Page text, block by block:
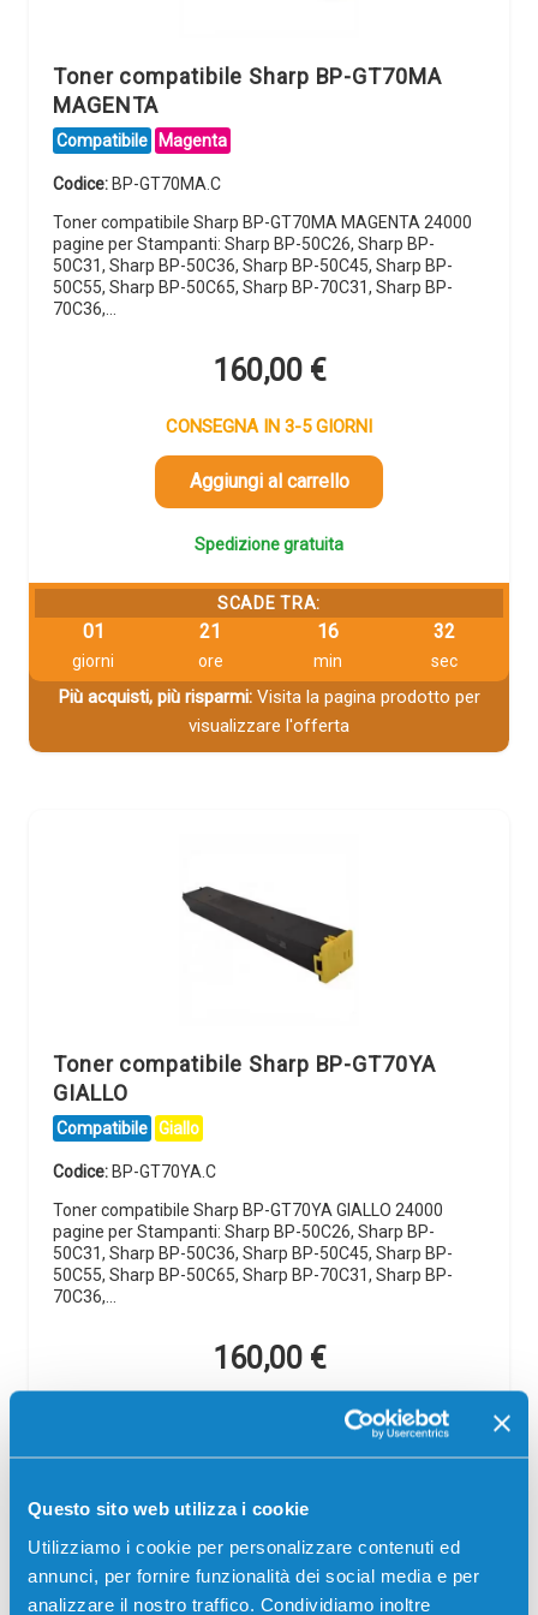
Questo sito web utilizza i cookie
Utilizziamo i cookie per personalizzare contenuti ed
annunci, per fornire funzionalità dei social media e per
analizzare il nostro traffico. Condividiamo inoltre
Toner compatibile Sharp BP-GT70MA
MAGENTA
Compatibile Magenta
Codice:BP-GT70MA.C
Toner compatibile Sharp BP-GT70MA MAGENTA 24000
pagine per Stampanti: Sharp BP-50C26, Sharp BP-
50C31, Sharp BP-50C36, Sharp BP-50C45, Sharp BP-
50C55, Sharp BP-50C65, Sharp BP-70C31, Sharp BP-
70C36,…
160,00 €
CONSEGNA IN 3-5 GIORNI
Aggiungi al carrello
Spedizione gratuita
SCADE TRA:
01
giorni
21
ore
16
min
32
sec
Più acquisti, più risparmi:Visita la pagina prodotto per
visualizzare l'offerta
Toner compatibile Sharp BP-GT70YA
GIALLO
Compatibile Giallo
Codice:BP-GT70YA.C
Toner compatibile Sharp BP-GT70YA GIALLO 24000
pagine per Stampanti: Sharp BP-50C26, Sharp BP-
50C31, Sharp BP-50C36, Sharp BP-50C45, Sharp BP-
50C55, Sharp BP-50C65, Sharp BP-70C31, Sharp BP-
70C36,…
160,00 €
CONSEGNA IN 3-5 GIORNI